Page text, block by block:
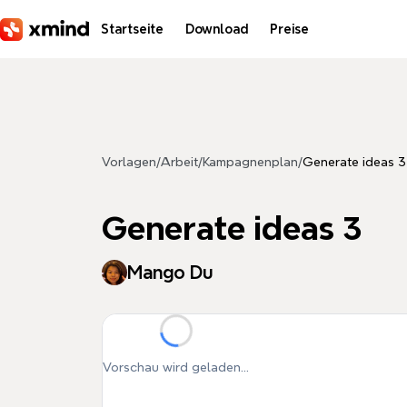
Startseite Download Preise
Vorlagen/Arbeit/Kampagnenplan/Generate ideas 3
Generate ideas 3
Mango Du
Vorschau wird geladen...